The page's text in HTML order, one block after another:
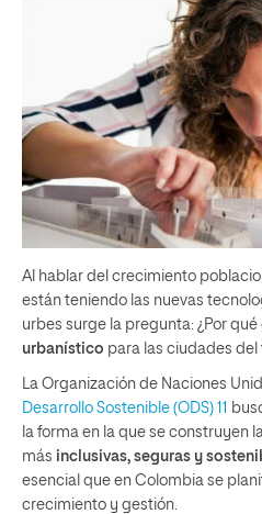
Al hablar del crecimiento
están teniendo las nuevas
urbes surge la pregunta: ¿Por qué
urbanístico para las ciudades del
La Organización de Naciones
Desarrollo Sostenible (ODS) 11
la forma en la que se construyen
más inclusivas, seguras y
esencial que en Colombia se
crecimiento y gestión.